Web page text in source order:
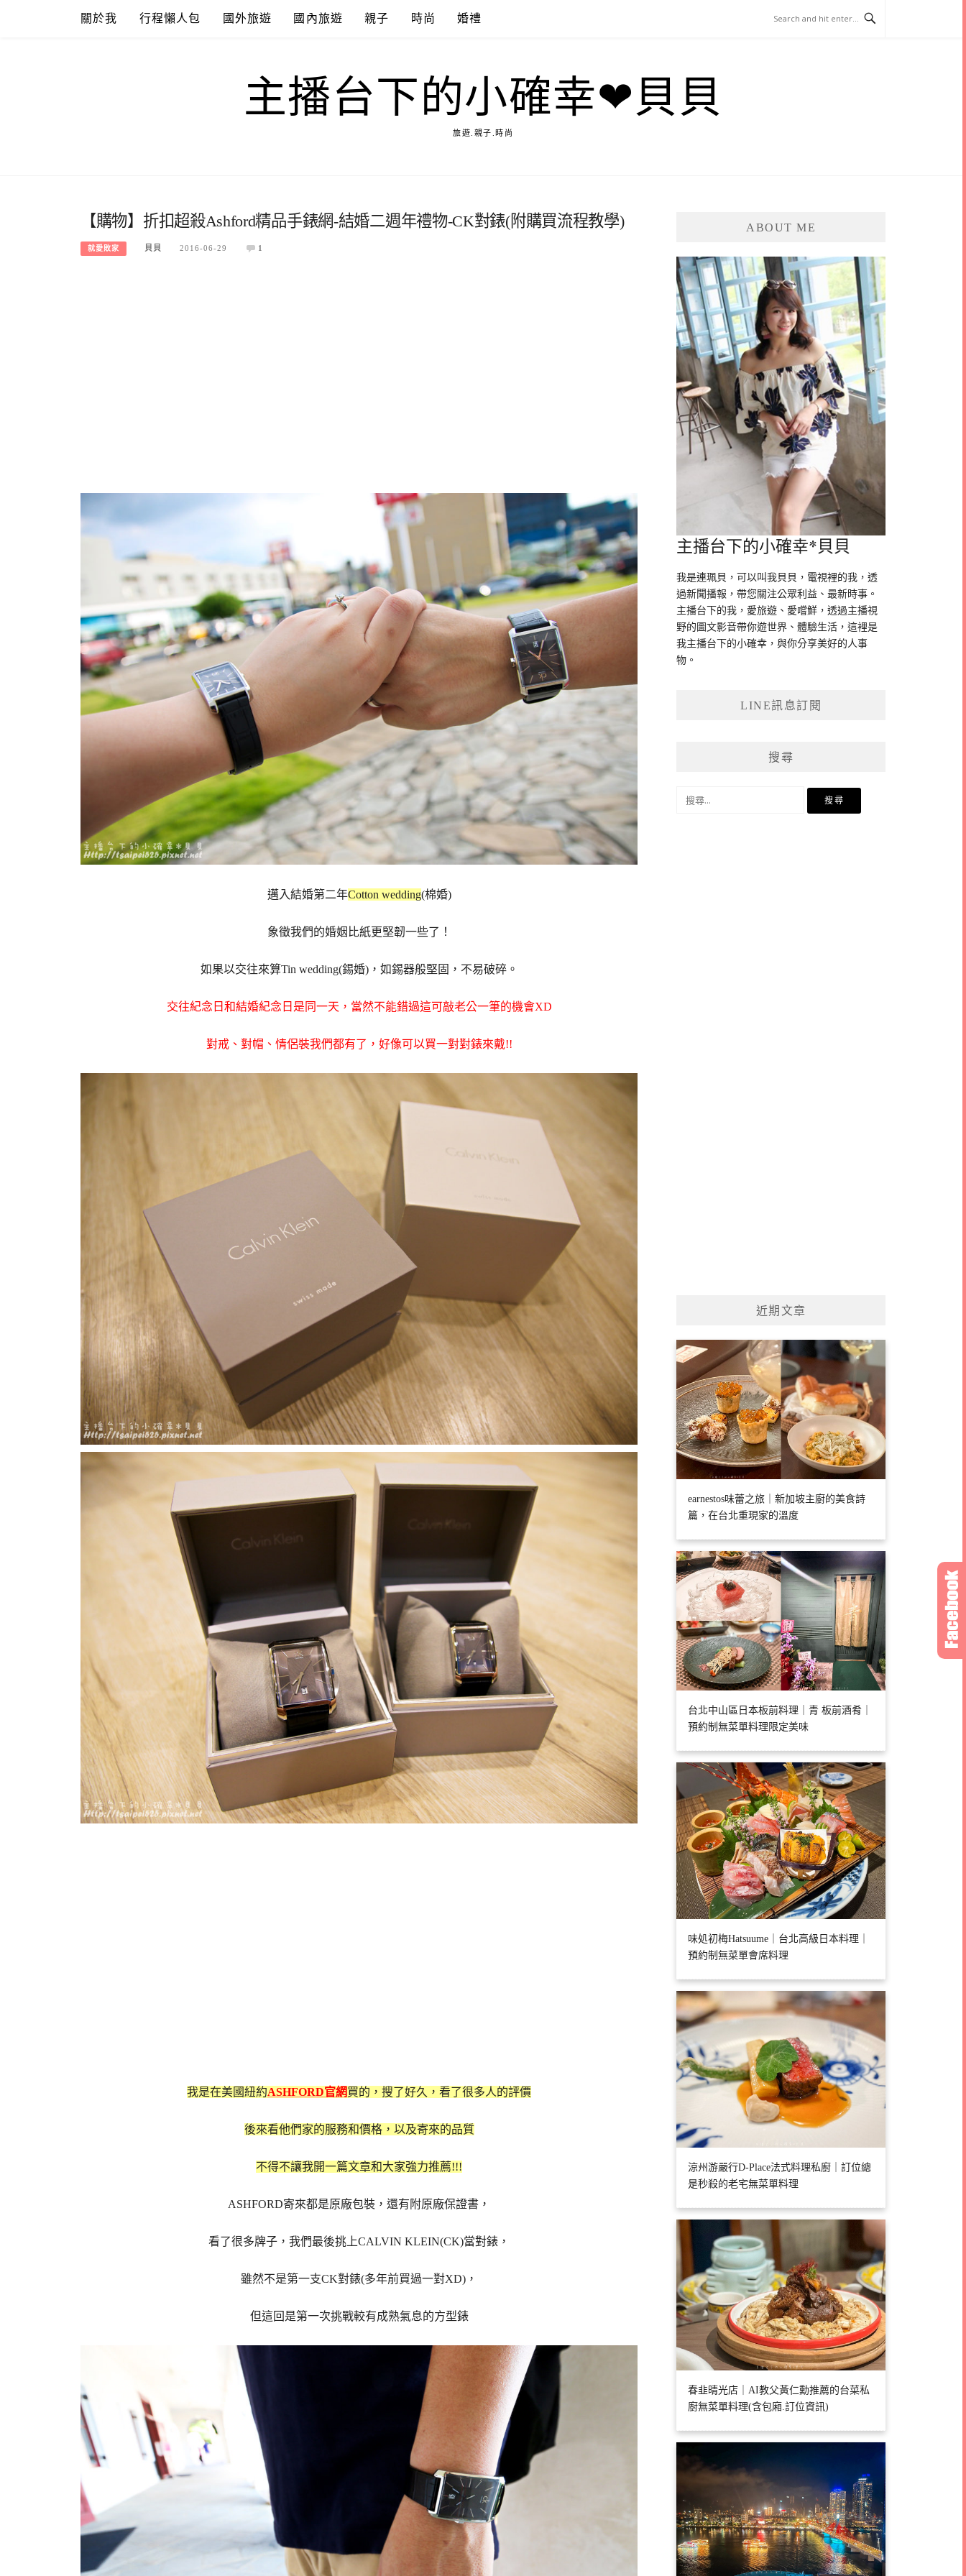
關於我 行程懶人包 國外旅遊 國內旅遊 親子 時尚 婚禮
主播台下的小確幸❤貝貝
旅遊.親子.時尚
【購物】折扣超殺Ashford精品手錶網-結婚二週年禮物-CK對錶(附購買流程教學)
就愛敗家 貝貝 2016-06-29 1
邁入結婚第二年Cotton wedding(棉婚)
象徵我們的婚姻比紙更堅韌一些了！
如果以交往來算Tin wedding(錫婚)，如錫器般堅固，不易破碎。
交往紀念日和結婚紀念日是同一天，當然不能錯過這可敲老公一筆的機會XD
對戒、對帽、情侶裝我們都有了，好像可以買一對對錶來戴!!
我是在美國紐約ASHFORD官網買的，搜了好久，看了很多人的評價
後來看他們家的服務和價格，以及寄來的品質
不得不讓我開一篇文章和大家強力推薦!!!
ASHFORD寄來都是原廠包裝，還有附原廠保證書，
看了很多牌子，我們最後挑上CALVIN KLEIN(CK)當對錶，
雖然不是第一支CK對錶(多年前買過一對XD)，
但這回是第一次挑戰較有成熟氣息的方型錶
ABOUT ME
主播台下的小確幸*貝貝
我是連珮貝，可以叫我貝貝，電視裡的我，透
過新聞播報，帶您關注公眾利益、最新時事。
主播台下的我，愛旅遊、愛嚐鮮，透過主播視
野的圖文影音帶你遊世界、體驗生活，這裡是
我主播台下的小確幸，與你分享美好的人事
物。
LINE訊息訂閱
搜尋
近期文章
earnestos味蕾之旅｜新加坡主廚的美食詩
篇，在台北重現家的溫度
台北中山區日本板前料理｜青 板前酒肴｜
預約制無菜單料理限定美味
味処初梅Hatsuume｜台北高級日本料理｜
預約制無菜單會席料理
涼州游嚴行D-Place法式料理私廚｜訂位總
是秒殺的老宅無菜單料理
春韭晴光店｜AI教父黃仁勳推薦的台菜私
廚無菜單料理(含包廂.訂位資訊)